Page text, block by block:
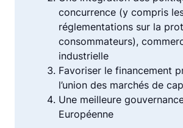
concurrence (y compris
réglementations sur la
consommateurs),
industrielle
Favoriser le financement
l’union des marchés de
Une meilleure
Européenne